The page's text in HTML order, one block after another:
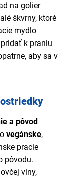
na golier
škvrny, ktoré
mydlo
k praniu
aby sa v
a pôvod
vegánske,
pracie
pôvodu.
vlny,